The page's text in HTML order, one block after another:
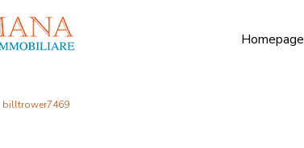
Homepage
billtrower7469